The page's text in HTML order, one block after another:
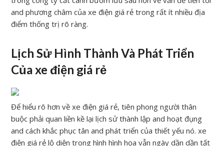
and phương châm của xe điện giá rẻ trong rất ít nhiều địa
điểm thống trị rõ ràng.
Lịch Sử Hình Thành Và Phát Triển
Của xe điện giá rẻ
Để hiểu rõ hơn về xe điện giá rẻ, tiên phong người thân
buộc phải quan liền kề lại lịch sử thành lập and hoạt đụng
and cách khắc phục tân and phát triển của thiết yếu nó. xe
điện giá rẻ lộ diện trong hình hình họa vẫn ngày dần dần tất